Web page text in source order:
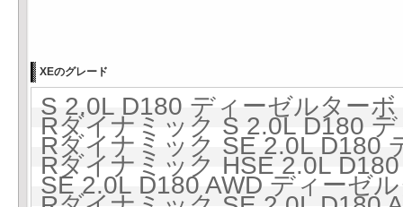
XEのグレード
S 2.0L D180 ディーゼルター
Rダイナミック S 2.0L D180
Rダイナミック SE 2.0L
Rダイナミック HSE 2.0L
SE 2.0L D180 AWD ディー